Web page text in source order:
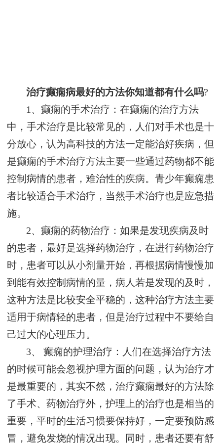
治疗癫痫病最好的方法你知道都有什么吗?
1、癫痫的手术治疗：在癫痫的治疗方法
中，手术治疗是比较常见的，人们对手术也是十
分放心，认为高科技的方法一定能治好疾病，但
是癫痫的手术治疗方法主要一些通过药物都不能
控制病情的患者，难治性的疾病。青少年癫痫患
者比较适合手术治疗，当然手术治疗也是应急措
施。
2、癫痫的药物治疗：如果是发现疾病及时
的患者，最好是选择药物治疗，在进行药物治疗
时，患者可以从小剂量开始，再根据病情慢慢加
到能有效控制病情的量，病人若是发现的及时，
这种方法是比较安全平稳的，这种治疗方法主要
适用于病情轻的患者，但是治疗过程中不要给自
己过大的心理压力。
3、 癫痫的护理治疗：人们在选择治疗方法
的时候可能会忽视护理方面的问题，认为治疗才
是最重要的，其实不然，治疗癫痫最好的方法除
了手术、药物治疗外，护理上的治疗也是相当的
重要，平时的生活习惯要保持好，一定要预防感
冒，避免发烧的情况出现。同时，患者还要有舒